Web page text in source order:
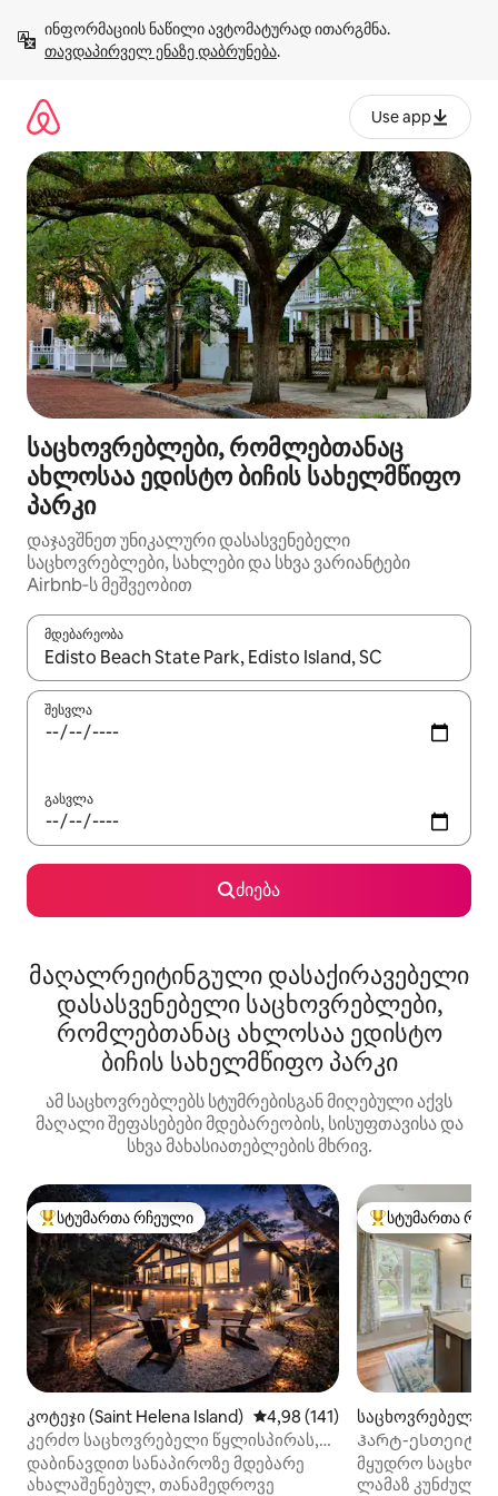
გადასვლა
თავდაპირველ ენაზე დაბრუნება.
Use app
საცხოვრებლები, რომლებთანაც
ახლოსაა ედისტო ბიჩის სახელმწიფო
პარკი
დაჯავშნეთ უნიკალური დასასვენებელი
საცხოვრებლები, სახლები და სხვა ვარიანტები
Airbnb‑ს მეშვეობით
მდებარეობა
როცა შედეგები ხელმისაწვდომი გახდება, ნავიგაციისთვის
შესვლა
გასვლა
ძიება
მაღალრეიტინგული დასაქირავებელი
დასასვენებელი საცხოვრებლები,
რომლებთანაც ახლოსაა ედისტო
ბიჩის სახელმწიფო პარკი
ამ საცხოვრებლებს სტუმრებისგან მიღებული აქვს
მაღალი შეფასებები მდებარეობის, სისუფთავისა და
სხვა მახასიათებლების მხრივ.
სტუმართა რჩეული მოწინავე ვარიანტი
სტუმართა რჩეული
კოტეჯი (Saint Helena Island) საშუალო შეფასებაა 5‑დან
4,98 (141)
კერძო საცხოვრებელი წყლისპირას,
საუნით
დაბინავდით სანაპიროზე მდებარე
ახალაშენებულ, თანამედროვე
სტუმართა
სტუმართა
საცხოვრებელი
w Island)
Ჰარტ-ესთეიტსი:
განმარტოება
მყუდრო
ლამაზ კუნძულ